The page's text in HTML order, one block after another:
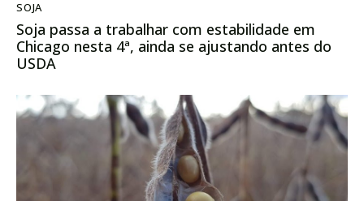
SOJA
Soja passa a trabalhar com estabilidade em
Chicago nesta 4ª, ainda se ajustando antes do
USDA